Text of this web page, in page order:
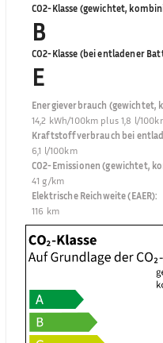
CO2-Klasse (gewichtet,
B
CO2-Klasse (bei entladener
E
Energieverbrauch (gewichtet,
14,2 kWh/100km plus 1,8 l/
Kraftstoffverbrauch bei
6,1 l/100km
CO2-Emissionen (gewichtet,
41 g/km
Elektrische Reichweite (EAER):
116 km